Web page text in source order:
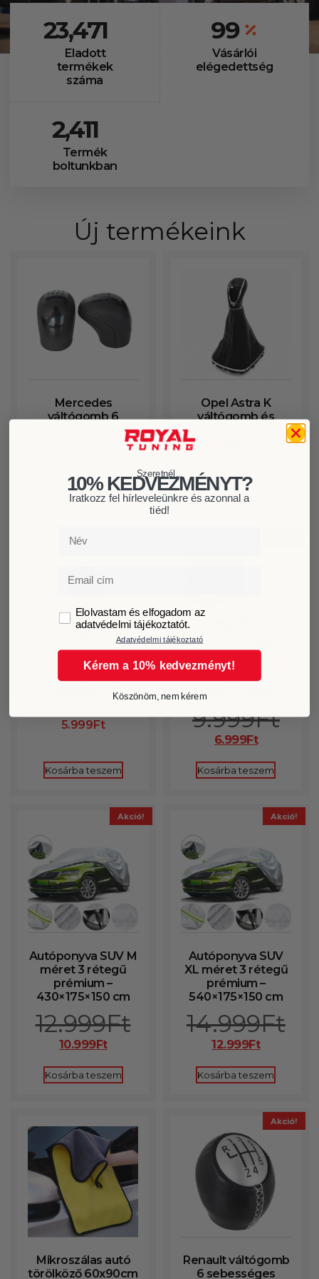
23,471
Eladott
termékek
száma
99
Vásárlói
elégedettség
2,411
Termék
boltunkban
Új termékeink
Mercedes
váltógomb 6
Kosárba teszem
Opel Astra K
váltógomb és
Kosárba teszem
Peugeot
váltógomb 6
5.999Ft
Kosárba teszem
Autókozmetikai
készlet 21 darabos
9.999Ft
6.999Ft
Kosárba teszem
Akció!
Autóponyva SUV M
méret 3 rétegű
prémium –
430×175×150 cm
12.999Ft
10.999Ft
Kosárba teszem
Akció!
Autóponyva SUV
XL méret 3 rétegű
prémium –
540×175×150 cm
14.999Ft
12.999Ft
Kosárba teszem
Mikroszálas autó
törölköző 60x90cm
Akció!
Renault váltógomb
6 sebességes
Szeretnél...
10% KEDVEZMÉNYT?
Iratkozz fel hírleveleünkre és azonnal a
tiéd!
Név
Email
GDPRElolvastam és elfogadom az
adatvédelmi tájékoztatót.
Adatvédelmi tájékoztató
Kérem a 10% kedvezményt!
Köszönöm, nem kérem